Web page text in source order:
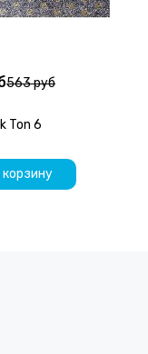
563 руб
Ton 6
корзину